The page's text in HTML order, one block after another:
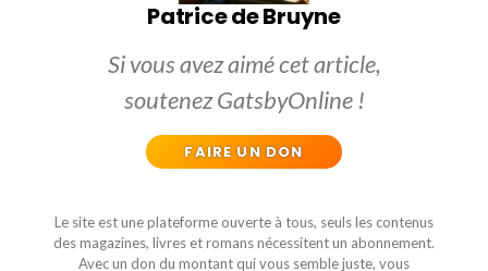
Patrice de Bruyne
Si vous avez aimé cet article,
soutenez GatsbyOnline !
FAIRE UN DON
Le site est une plateforme ouverte à tous, seuls les contenus
des magazines, livres et romans nécessitent un abonnement.
Avec un don du montant qui vous semble juste, vous